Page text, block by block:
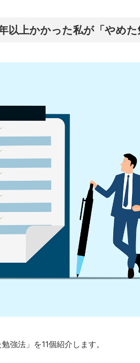
上かかった私が「やめた
強法」を11個紹介します。